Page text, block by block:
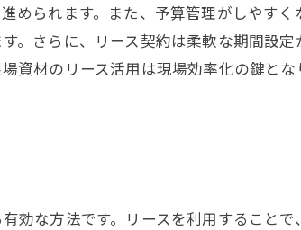
られます。また、予算管理がしやすく
。さらに、リース契約は柔軟な期間設
資材のリース活用は現場効率化の鍵と
効な方法です。リースを利用すること